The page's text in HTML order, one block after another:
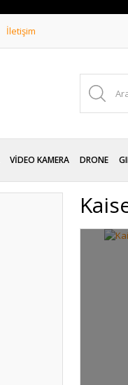
İletişim
VİDEO KAMERA DRONE